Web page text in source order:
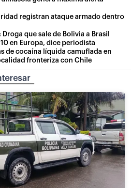
registran ataque armado dentro
que sale de Bolivia a Brasil
en Europa, dice periodista
de cocaína líquida camuflada en
fronteriza con Chile